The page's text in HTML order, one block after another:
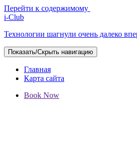
Перейти к содержимому
i-Club
Технологии шагнули очень далеко
Показать/Скрыть навигацию
Главная
Карта сайта
Book Now